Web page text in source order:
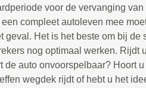
voor de vervanging
compleet autoleven mee
geval. Het is het beste om bij de
nog optimaal werken. Rijdt
de auto onvoorspelbaar? Hoort
wegdek rijdt of hebt u het